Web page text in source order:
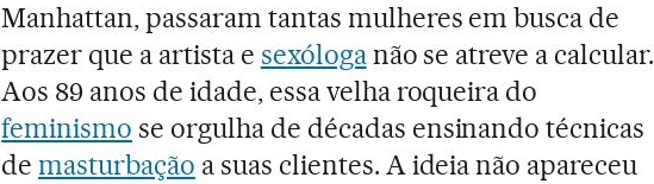
Manhattan, passaram tantas mulheres em busca de
prazer que a artista e sexóloganão se atreve a calcular.
Aos 89 anos de idade, essa velha roqueira do
feminismo se orgulha de décadas ensinando técnicas
demasturbação a suas clientes. A ideia não apareceu